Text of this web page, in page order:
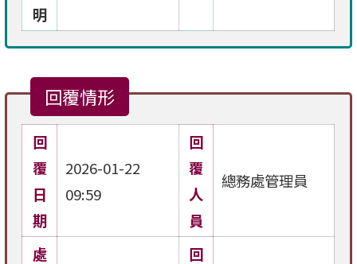
明
回覆情形
回
覆
日
期
2026-01-22
09:59
回
覆
人
員
總務處管理員
處
回